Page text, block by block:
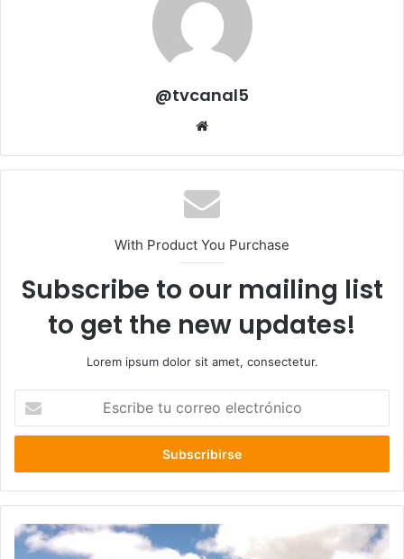
@tvcanal5
With Product You Purchase
Subscribe to our mailing list
to get the new updates!
Lorem ipsum dolor sit amet, consectetur.
correo
Hotel
Deportivo